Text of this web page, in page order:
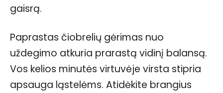
gaisrą.
Paprastas čiobrelių gėrimas nuo
uždegimo atkuria prarastą vidinį balansą.
Vos kelios minutės virtuvėje virsta stipria
apsauga ląstelėms. Atidėkite brangius